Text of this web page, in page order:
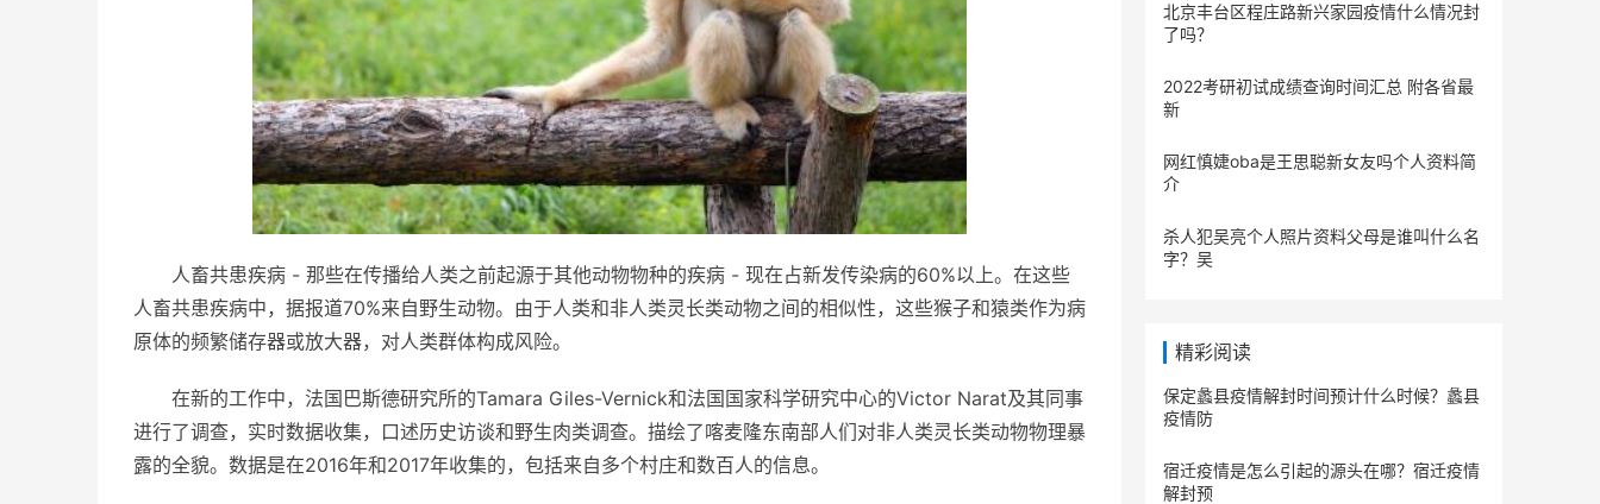
人畜共患疾病 - 那些在传播给人类之前起源于其他动物物种的疾病 - 现在占新发传染病的60%以上。在这些
人畜共患疾病中，据报道70%来自野生动物。由于人类和非人类灵长类动物之间的相似性，这些猴子和猿类作为病
原体的频繁储存器或放大器，对人类群体构成风险。
在新的工作中，法国巴斯德研究所的Tamara Giles-Vernick和法国国家科学研究中心的Victor Narat及其同事
进行了调查，实时数据收集，口述历史访谈和野生肉类调查。描绘了喀麦隆东南部人们对非人类灵长类动物物理暴
露的全貌。数据是在2016年和2017年收集的，包括来自多个村庄和数百人的信息。
北京丰台区程庄路新兴家园疫情什么情况封
了吗？
2022考研初试成绩查询时间汇总 附各省最
新
网红慎婕oba是王思聪新女友吗个人资料简
介
杀人犯吴亮个人照片资料父母是谁叫什么名
字？吴
精彩阅读
保定蠡县疫情解封时间预计什么时候？蠡县
疫情防
宿迁疫情是怎么引起的源头在哪？宿迁疫情
解封预